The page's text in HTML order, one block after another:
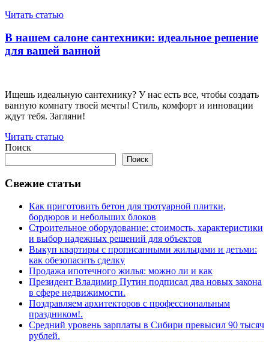
Читать статью
В нашем салоне сантехники: идеальное решение
для вашей ванной
Ищешь идеальную сантехнику? У нас есть все, чтобы создать
ванную комнату твоей мечты! Стиль, комфорт и инновации
ждут тебя. Загляни!
Читать статью
Поиск
Поиск
Свежие статьи
Как приготовить бетон для тротуарной плитки,
бордюров и небольших блоков
Строительное оборудование: стоимость, характеристики
и выбор надежных решений для объектов
Выкуп квартиры с прописанными жильцами и детьми:
как обезопасить сделку
Продажа ипотечного жилья: можно ли и как
Президент Владимир Путин подписал два новых закона
в сфере недвижимости.
Поздравляем архитекторов с профессиональным
праздником!.
Средний уровень зарплаты в Сибири превысил 90 тысяч
рублей.